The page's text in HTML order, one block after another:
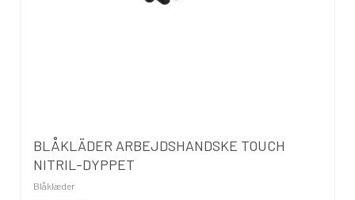
BLÅKLÄDER ARBEJDSHANDSKE TOUCH
NITRIL-DYPPET
Blåklæder